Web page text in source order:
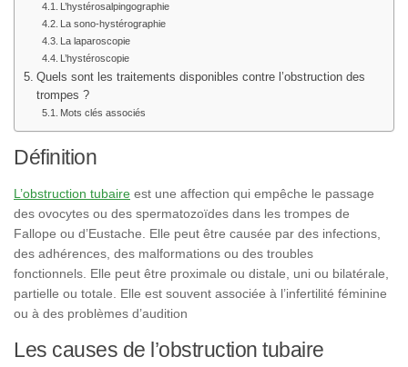
L’hystérosalpingographie
La sono-hystérographie
La laparoscopie
L’hystéroscopie
Quels sont les traitements disponibles contre l’obstruction des
trompes ?
Mots clés associés
Définition
L’obstruction tubaire est une affection qui empêche le passage
des ovocytes ou des spermatozoïdes dans les trompes de
Fallope ou d’Eustache. Elle peut être causée par des infections,
des adhérences, des malformations ou des troubles
fonctionnels. Elle peut être proximale ou distale, uni ou bilatérale,
partielle ou totale. Elle est souvent associée à l’infertilité féminine
ou à des problèmes d’audition
Les causes de l’obstruction tubaire